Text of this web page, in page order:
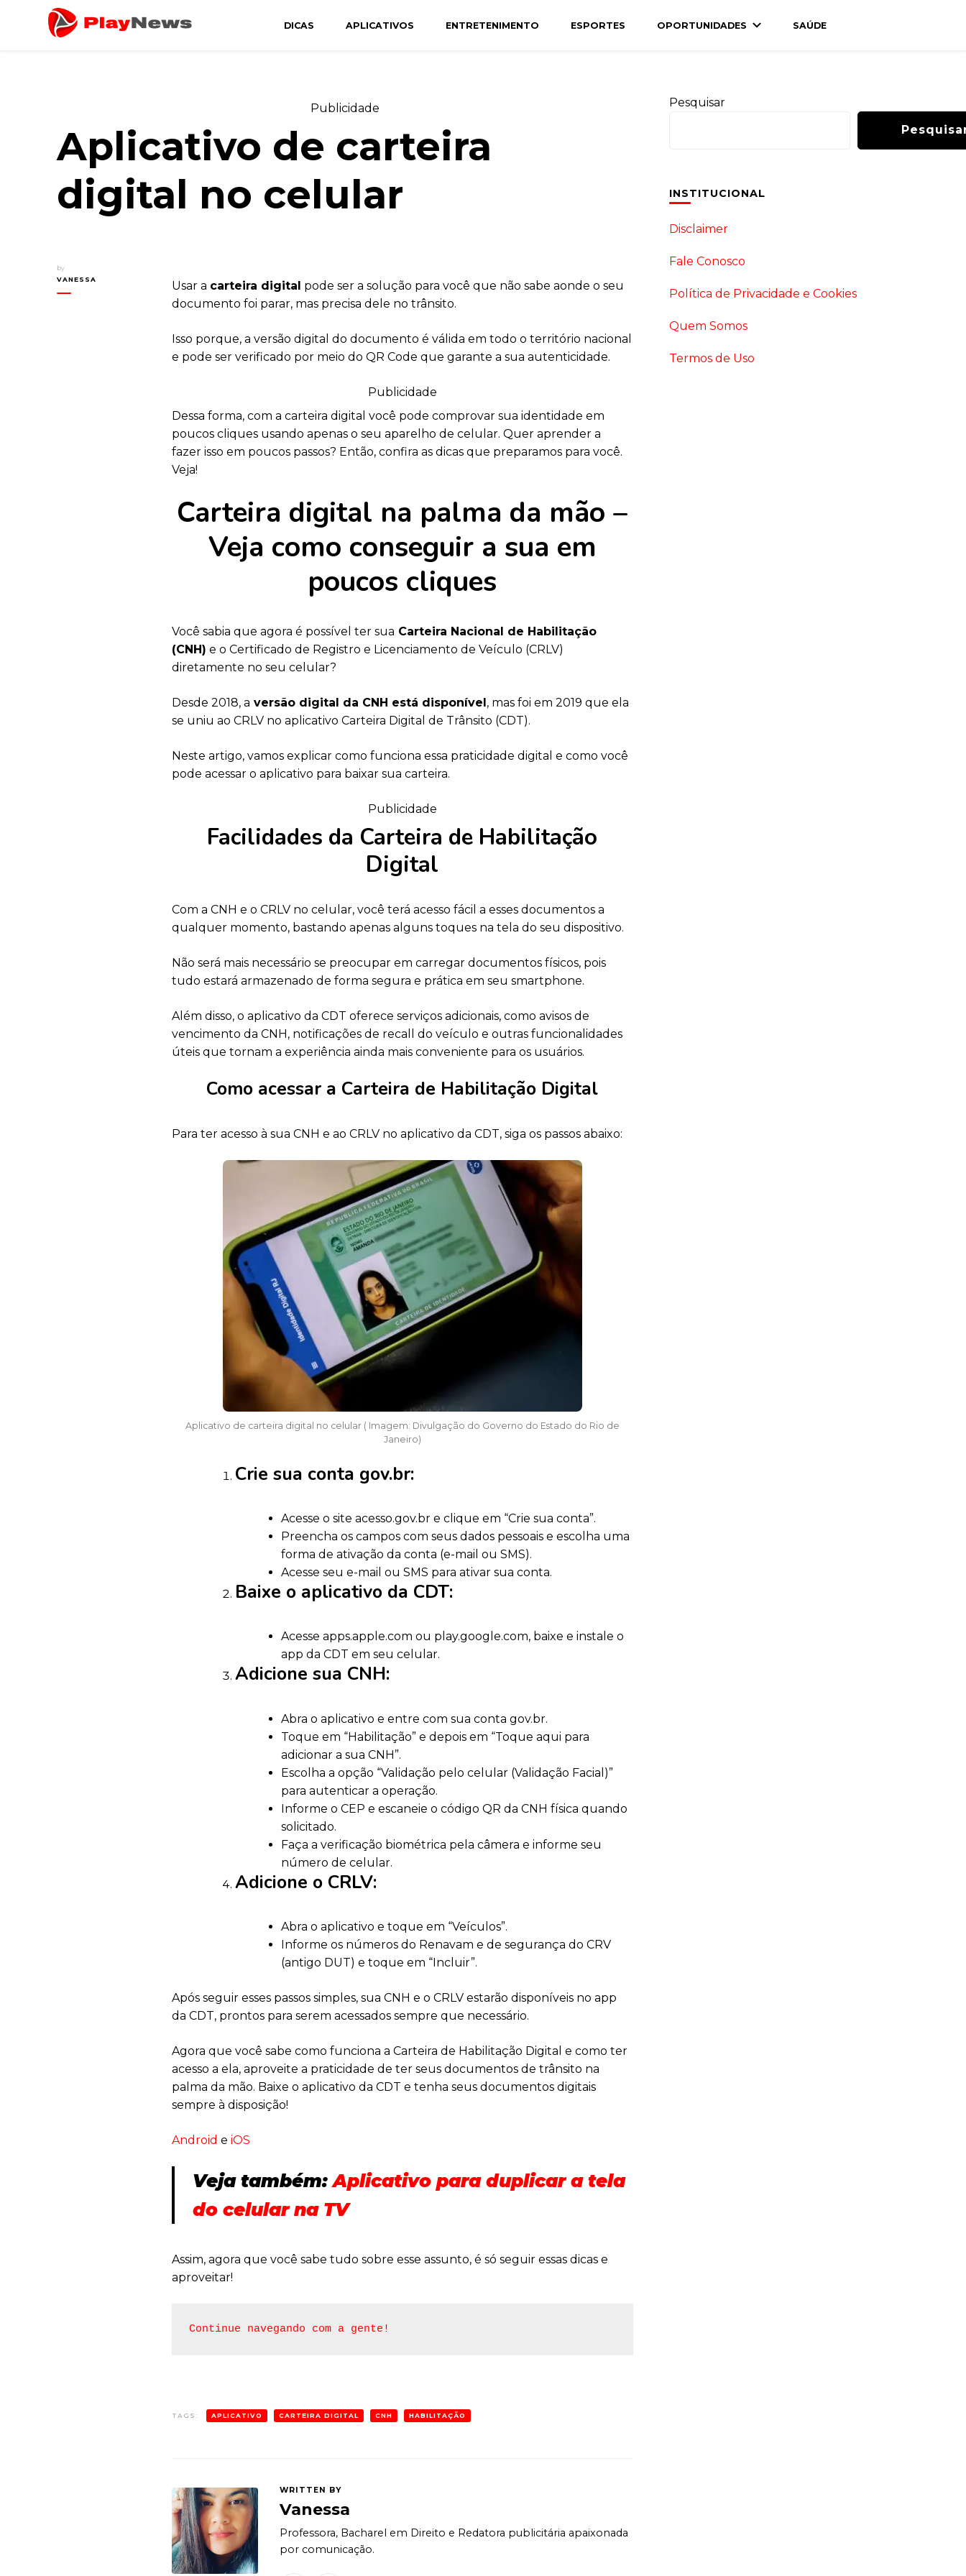
DICAS APLICATIVOS ENTRETENIMENTO ESPORTES OPORTUNIDADES SAÚDE
Publicidade
Aplicativo de carteira
digital no celular
by
VANESSA
Usar a carteira digital pode ser a solução para você que não sabe aonde o seu
documento foi parar, mas precisa dele no trânsito.
Isso porque, a versão digital do documento é válida em todo o território nacional
e pode ser verificado por meio do QR Code que garante a sua autenticidade.
Publicidade
Dessa forma, com a carteira digital você pode comprovar sua identidade em
poucos cliques usando apenas o seu aparelho de celular. Quer aprender a
fazer isso em poucos passos? Então, confira as dicas que preparamos para você.
Veja!
Carteira digital na palma da mão –
Veja como conseguir a sua em
poucos cliques
Você sabia que agora é possível ter sua Carteira Nacional de Habilitação
(CNH) e o Certificado de Registro e Licenciamento de Veículo (CRLV)
diretamente no seu celular?
Desde 2018, a versão digital da CNH está disponível , mas foi em 2019 que ela
se uniu ao CRLV no aplicativo Carteira Digital de Trânsito (CDT).
Neste artigo, vamos explicar como funciona essa praticidade digital e como você
pode acessar o aplicativo para baixar sua carteira.
Publicidade
Facilidades da Carteira de Habilitação
Digital
Com a CNH e o CRLV no celular, você terá acesso fácil a esses documentos a
qualquer momento, bastando apenas alguns toques na tela do seu dispositivo.
Não será mais necessário se preocupar em carregar documentos físicos, pois
tudo estará armazenado de forma segura e prática em seu smartphone.
Além disso, o aplicativo da CDT oferece serviços adicionais, como avisos de
vencimento da CNH, notificações de recall do veículo e outras funcionalidades
úteis que tornam a experiência ainda mais conveniente para os usuários.
Como acessar a Carteira de Habilitação Digital
Para ter acesso à sua CNH e ao CRLV no aplicativo da CDT, siga os passos abaixo:
Aplicativo de carteira digital no celular ( Imagem: Divulgação do Governo do Estado do Rio de
Janeiro)
Crie sua conta gov.br:
Acesse o site acesso.gov.br e clique em “Crie sua conta”.
Preencha os campos com seus dados pessoais e escolha uma
forma de ativação da conta (e-mail ou SMS).
Acesse seu e-mail ou SMS para ativar sua conta.
Baixe o aplicativo da CDT:
Acesse apps.apple.com ou play.google.com, baixe e instale o
app da CDT em seu celular.
Adicione sua CNH:
Abra o aplicativo e entre com sua conta gov.br.
Toque em “Habilitação” e depois em “Toque aqui para
adicionar a sua CNH”.
Escolha a opção “Validação pelo celular (Validação Facial)”
para autenticar a operação.
Informe o CEP e escaneie o código QR da CNH física quando
solicitado.
Faça a verificação biométrica pela câmera e informe seu
número de celular.
Adicione o CRLV:
Abra o aplicativo e toque em “Veículos”.
Informe os números do Renavam e de segurança do CRV
(antigo DUT) e toque em “Incluir”.
Após seguir esses passos simples, sua CNH e o CRLV estarão disponíveis no app
da CDT, prontos para serem acessados sempre que necessário.
Agora que você sabe como funciona a Carteira de Habilitação Digital e como ter
acesso a ela, aproveite a praticidade de ter seus documentos de trânsito na
palma da mão. Baixe o aplicativo da CDT e tenha seus documentos digitais
sempre à disposição!
Android e iOS
Veja também:Aplicativo para duplicar a tela
do celular na TV
Assim, agora que você sabe tudo sobre esse assunto, é só seguir essas dicas e
aproveitar!
Continue navegando com a gente!
TAGS: APLICATIVO CARTEIRA DIGITAL CNH HABILITAÇÃO
WRITTEN BY
Vanessa
Professora, Bacharel em Direito e Redatora publicitária apaixonada
por comunicação.
Pesquisar
INSTITUCIONAL
Disclaimer
Fale Conosco
Política de Privacidade e Cookies
Quem Somos
Termos de Uso